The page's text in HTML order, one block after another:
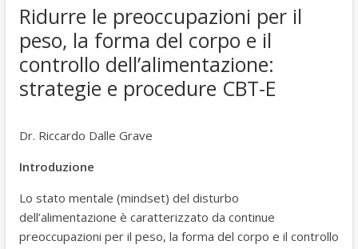
e
del
Peso
c
e
b
o
i
t
t
e
r
i
n
Ridurre le preoccupazioni per il
peso, la forma del corpo e il
controllo dell’alimentazione:
strategie e procedure CBT-E
Dr. Riccardo Dalle Grave
Introduzione
Lo stato mentale (mindset) del disturbo
dell’alimentazione è caratterizzato da continue
preoccupazioni per il peso, la forma del corpo e il controllo